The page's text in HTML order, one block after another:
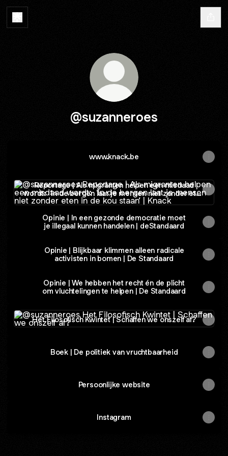
@suzanneroes
www.knack.be
Reportage | Als migranten helpen een misdaad
wordt: ­ ‘In de bergen laat je mensen niet zonder eten
in de kou staan’ | Knack
Opinie | In een gezonde democratie moet
je illegaal kunnen handelen | deStandaard
Opinie | Blijkbaar klimmen alleen radicale
activisten in bomen | De Standaard
Opinie | We hebben het recht én de plicht
om vluchtelingen te helpen | De Standaard
Het Filosofisch Kwintet | Schaffen we onszelf af?
Boek | De politiek van vruchtbaarheid
Persoonlijke website
Instagram